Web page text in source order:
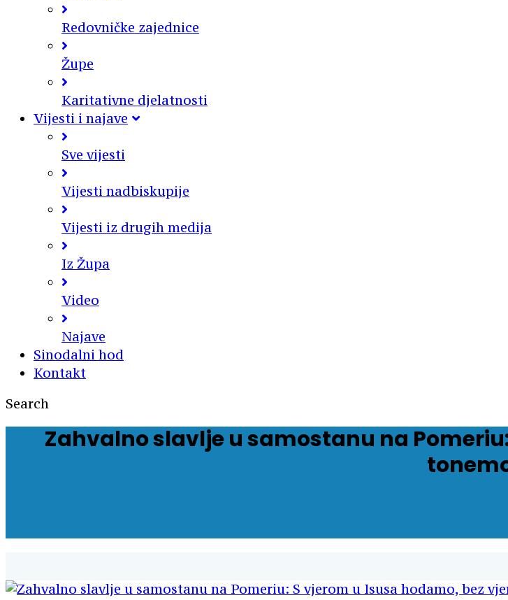
Redovničke zajednice
Župe
Karitativne djelatnosti
Vijesti i najave
Sve vijesti
Vijesti nadbiskupije
Vijesti iz drugih medija
Iz Župa
Video
Najave
Sinodalni hod
Kontakt
Search
Zahvalno slavlje u samostanu na